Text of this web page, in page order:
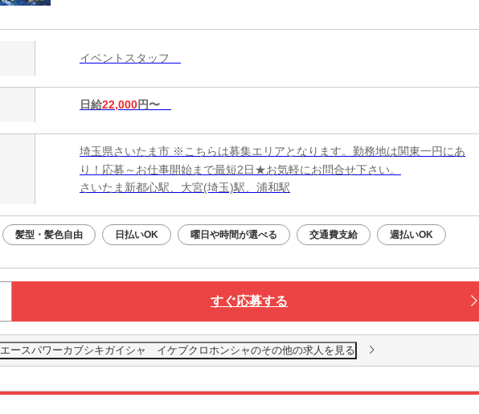
イベントスタッフ
日給22,000円〜
埼玉県さいたま市 ※こちらは募集エリアとなります。勤務地は関東一円にあ
り！応募～お仕事開始まで最短2日★お気軽にお問合せ下さい。
さいたま新都心駅、大宮(埼玉)駅、浦和駅
髪型・髪色自由 日払いOK 曜日や時間が選べる 交通費支給 週払いOK
すぐ応募する
エースパワーカブシキガイシャ イケブクロホンシャのその他の求人を見る